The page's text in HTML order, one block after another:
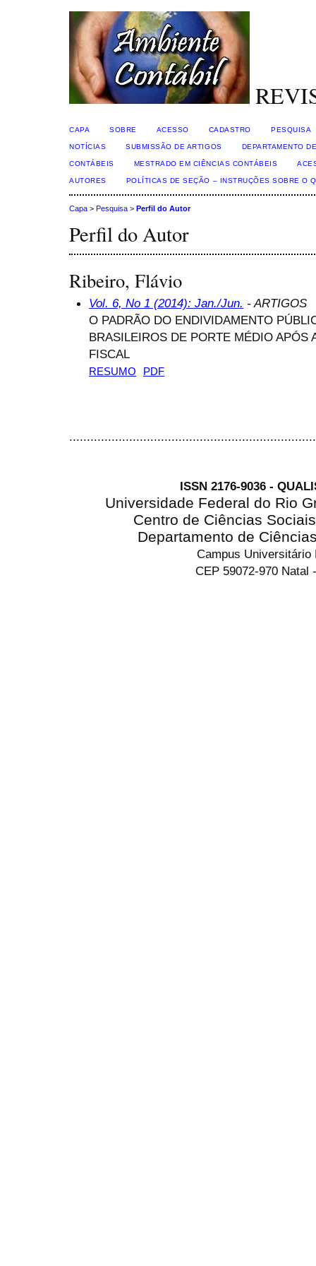
CAPA SOBRE ACESSO CADASTRO PESQUISA
NOTÍCIAS SUBMISSÃO DE ARTIGOS DEPARTAMENTO
CONTÁBEIS MESTRADO EM CIÊNCIAS CONTÁBEIS
AUTORES POLÍTICAS DE SEÇÃO – INSTRUÇÕES SOBRE O
Capa > Pesquisa > Perfil do Autor
Perfil do Autor
Ribeiro, Flávio
Vol. 6, No 1 (2014): Jan./Jun. - ARTIGOS
O PADRÃO DO ENDIVIDAMENTO
BRASILEIROS DE PORTE MÉDIO APÓS
FISCAL
RESUMO PDF
ISSN 2176-9036 -
Universidade Federal do Rio
Centro de Ciências
Departamento de
Campus Universitário
CEP 59072-970 Natal